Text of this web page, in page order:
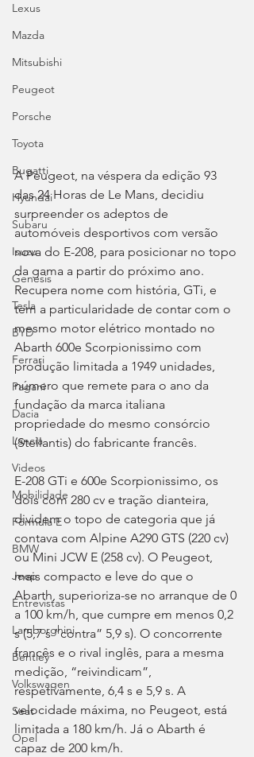
Lexus
Mazda
Mitsubishi
Peugeot
Porsche
Toyota
Bugatti
Hyundai
Subaru
Isuzu
Genesis
Tesla
BYD
Ferrari
Pagani
Dacia
Lancia
Videos
Mobilidade
Fórmula E
BMW
Jeep
Entrevistas
Lamborghini
Bentley
Volkswagen
Seat
Opel
A Peugeot, na véspera da edição 93
das 24 Horas de Le Mans, decidiu
surpreender os adeptos de
automóveis desportivos com versão
nova do E-208, para posicionar no topo
da gama a partir do próximo ano.
Recupera nome com história, GTi, e
tem a particularidade de contar com o
mesmo motor elétrico montado no
Abarth 600e Scorpionissimo com
produção limitada a 1949 unidades,
número que remete para o ano da
fundação da marca italiana
propriedade do mesmo consórcio
(Stellantis) do fabricante francês.
E-208 GTi e 600e Scorpionissimo, os
dois com 280 cv e tração dianteira,
dividem o topo de categoria que já
contava com Alpine A290 GTS (220 cv)
ou Mini JCW E (258 cv). O Peugeot,
mais compacto e leve do que o
Abarth, superioriza-se no arranque de 0
a 100 km/h, que cumpre em menos 0,2
s (5,7 s “contra” 5,9 s). O concorrente
francês e o rival inglês, para a mesma
medição, “reivindicam”,
respetivamente, 6,4 s e 5,9 s. A
velocidade máxima, no Peugeot, está
limitada a 180 km/h. Já o Abarth é
capaz de 200 km/h.